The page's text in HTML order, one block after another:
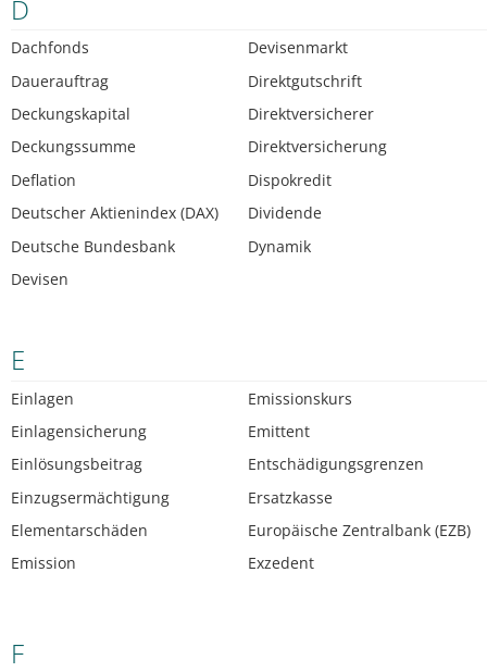
D
Dachfonds
Dauerauftrag
Deckungskapital
Deckungssumme
Deflation
Deutscher Aktienindex (DAX)
Deutsche Bundesbank
Devisen
Devisenmarkt
Direktgutschrift
Direktversicherer
Direktversicherung
Dispokredit
Dividende
Dynamik
E
Einlagen
Einlagensicherung
Einlösungsbeitrag
Einzugsermächtigung
Elementarschäden
Emission
Emissionskurs
Emittent
Entschädigungsgrenzen
Ersatzkasse
Europäische Zentralbank (EZB)
Exzedent
F